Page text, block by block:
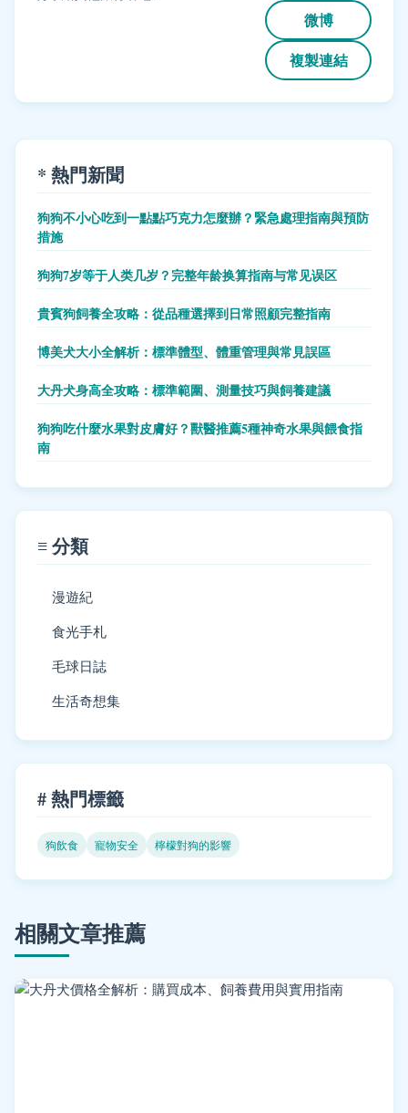
微博
複製連結
* 熱門新聞
狗狗不小心吃到一點點巧克力怎麼辦？緊急處理指南與預防
措施
狗狗7岁等于人类几岁？完整年龄换算指南与常见误区
貴賓狗飼養全攻略：從品種選擇到日常照顧完整指南
博美犬大小全解析：標準體型、體重管理與常見誤區
大丹犬身高全攻略：標準範圍、測量技巧與飼養建議
狗狗吃什麼水果對皮膚好？獸醫推薦5種神奇水果與餵食指
南
≡ 分類
漫遊紀
食光手札
毛球日誌
生活奇想集
# 熱門標籤
狗飲食 寵物安全 檸檬對狗的影響
相關文章推薦